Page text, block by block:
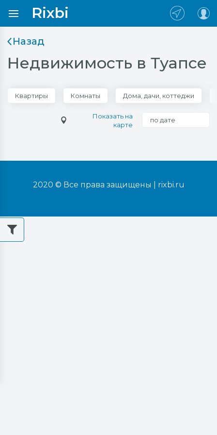
Rixbi
Назад
Недвижимость в Туапсе
Квартиры Комнаты Дома, дачи, коттеджи
Показать на
карте
по дате
2020 © Все права защищены | rixbi.ru